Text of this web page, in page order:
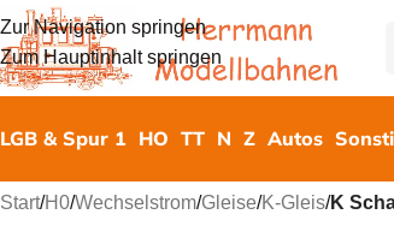
Zur Navigation springen
Zum Hauptinhalt springen
LGB & Spur 1 HO TT N Z Autos
Start/H0/Wechselstrom/Gleise/K-Gleis/K